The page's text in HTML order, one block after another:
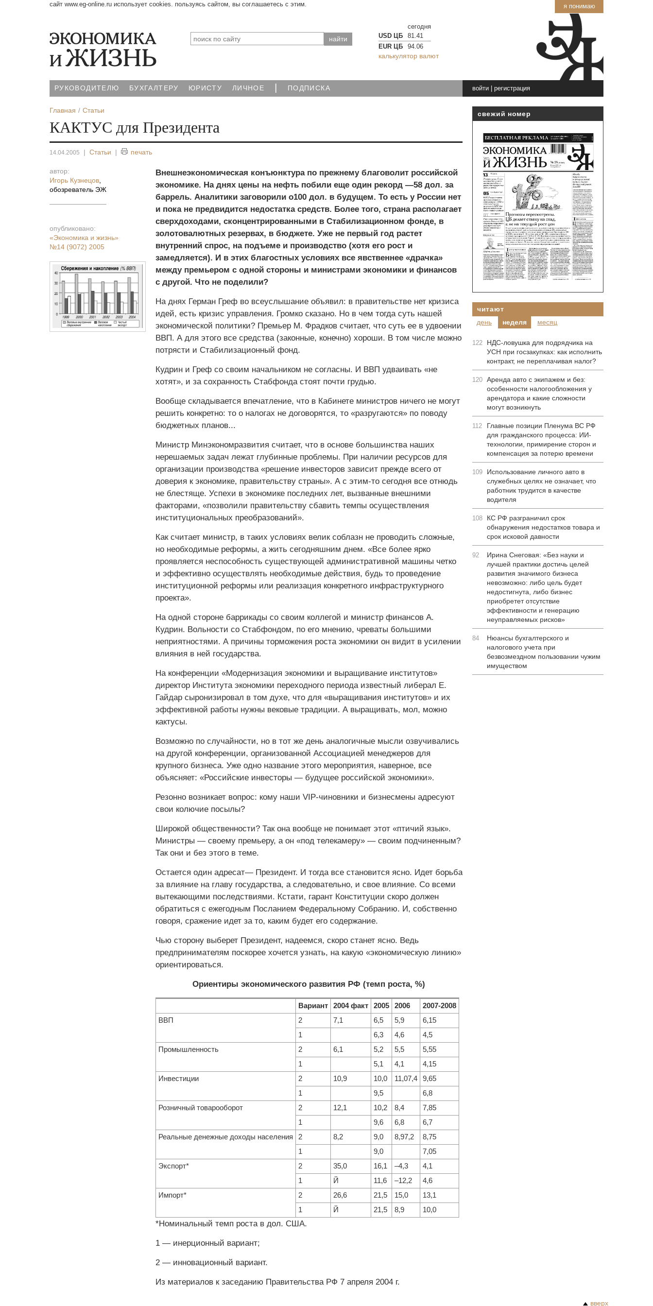
я понимаю
сайт www.eg-online.ru использует cookies. пользуясь сайтом, вы соглашаетесь с этим.
сегодня
USD ЦБ
81.41
EUR ЦБ
94.06
калькулятор валют
РУКОВОДИТЕЛЮ БУХГАЛТЕРУ ЮРИСТУ ЛИЧНОЕ | ПОДПИСКА войти| регистрация
Главная Статьи
КАКТУС для Президента
14.04.2005 | Статьи | печать
автор:
Игорь Кузнецов
обозреватель ЭЖ
опубликовано:
«Экономика и жизнь»
№14 (9072) 2005
Внешнеэкономическая конъюнктура по прежнему благоволит российской
экономике. На днях цены на нефть побили еще один рекорд —58 дол. за
баррель. Аналитики заговорили о100 дол. в будущем. То есть у России нет
и пока не предвидится недостатка средств. Более того, страна располагает
сверхдоходами, сконцентрированными в Стабилизационном фонде, в
золотовалютных резервах, в бюджете. Уже не первый год растет
внутренний спрос, на подъеме и производство (хотя его рост и
замедляется). И в этих благостных условиях все явственнее «драчка»
между премьером с одной стороны и министрами экономики и финансов
с другой. Что не поделили?
На днях Герман Греф во всеуслышание объявил: в правительстве нет кризиса
идей, есть кризис управления. Громко сказано. Но в чем тогда суть нашей
экономической политики? Премьер М. Фрадков считает, что суть ее в удвоении
ВВП. А для этого все средства (законные, конечно) хороши. В том числе можно
потрясти и Стабилизационный фонд.
Кудрин и Греф со своим начальником не согласны. И ВВП удваивать «не
хотят», и за сохранность Стабфонда стоят почти грудью.
Вообще складывается впечатление, что в Кабинете министров ничего не могут
решить конкретно: то о налогах не договорятся, то «разругаются» по поводу
бюджетных планов...
Министр Минэкономразвития считает, что в основе большинства наших
нерешаемых задач лежат глубинные проблемы. При наличии ресурсов для
организации производства «решение инвесторов зависит прежде всего от
доверия к экономике, правительству страны». А с этим-то сегодня все отнюдь
не блестяще. Успехи в экономике последних лет, вызванные внешними
факторами, «позволили правительству сбавить темпы осуществления
институциональных преобразований».
Как считает министр, в таких условиях велик соблазн не проводить сложные,
но необходимые реформы, а жить сегодняшним днем. «Все более ярко
проявляется неспособность существующей административной машины четко
и эффективно осуществлять необходимые действия, будь то проведение
институционной реформы или реализация конкретного инфраструктурного
проекта».
На одной стороне баррикады со своим коллегой и министр финансов А.
Кудрин. Вольности со Стабфондом, по его мнению, чреваты большими
неприятностями. А причины торможения роста экономики он видит в усилении
влияния в ней государства.
На конференции «Модернизация экономики и выращивание институтов»
директор Института экономики переходного периода известный либерал Е.
Гайдар сыронизировал в том духе, что для «выращивания институтов» и их
эффективной работы нужны вековые традиции. А выращивать, мол, можно
кактусы.
Возможно по случайности, но в тот же день аналогичные мысли озвучивались
на другой конференции, организованной Ассоциацией менеджеров для
крупного бизнеса. Уже одно название этого мероприятия, наверное, все
объясняет: «Российские инвесторы — будущее российской экономики».
Резонно возникает вопрос: кому наши VIP-чиновники и бизнесмены адресуют
свои колючие посылы?
Широкой общественности? Так она вообще не понимает этот «птичий язык».
Министры — своему премьеру, а он «под телекамеру» — своим подчиненным?
Так они и без этого в теме.
Остается один адресат— Президент. И тогда все становится ясно. Идет борьба
за влияние на главу государства, а следовательно, и свое влияние. Со всеми
вытекающими последствиями. Кстати, гарант Конституции скоро должен
обратиться с ежегодным Посланием Федеральному Собранию. И, собственно
говоря, сражение идет за то, каким будет его содержание.
Чью сторону выберет Президент, надеемся, скоро станет ясно. Ведь
предпринимателям поскорее хочется узнать, на какую «экономическую линию»
ориентироваться.
Ориентиры экономического развития РФ (темп роста, %)
Вариант 2004 факт 2005 2006
2007-2008
ВВП
2 7,1 6,5 5,9
6,15
1
6,3 4,6
4,5
Промышленность
2 6,1 5,2 5,5
5,55
1
5,1 4,1
4,15
Инвестиции
2 10,9 10,0 11,07,4
9,65
1
9,5
6,8
Розничный товарооборот
2 12,1 10,2 8,4
7,85
1
9,6 6,8
6,7
Реальные денежные доходы населения
2 8,2 9,0 8,97,2
8,75
1
9,0
7,05
Экспорт*
2 35,0 16,1 –4,3
4,1
1
Й 11,6 –12,2
4,6
Импорт*
2 26,6 21,5 15,0
13,1
1
Й 21,5 8,9 10,0
*Номинальный темп роста в дол. США.
1 — инерционный вариант;
2 — инновационный вариант.
Из материалов к заседанию Правительства РФ 7 апреля 2004 г.
свежий номер
читают
день
неделя месяц
122
НДС-ловушка для подрядчика на
УСН при госзакупках: как исполнить
контракт, не переплачивая налог?
120 Аренда авто с экипажем и без:
особенности налогообложения у
арендатора и какие сложности
могут возникнуть
112
Главные позиции Пленума ВС РФ
для гражданского процесса: ИИ-
технологии, примирение сторон и
компенсация за потерю времени
109
Использование личного авто в
служебных целях не означает, что
работник трудится в качестве
водителя
108
КС РФ разграничил срок
обнаружения недостатков товара и
срок исковой давности
92
Ирина Снеговая: «Без науки и
лучшей практики достичь целей
развития значимого бизнеса
невозможно: либо цель будет
недостигнута, либо бизнес
приобретет отсутствие
эффективности и генерацию
неуправляемых рисков»
84
Нюансы бухгалтерского и
налогового учета при
безвозмездном пользовании чужим
имуществом
вверх